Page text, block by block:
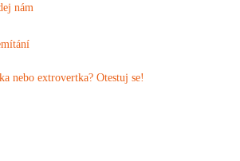
nám
nebo extrovertka? Otestuj se!